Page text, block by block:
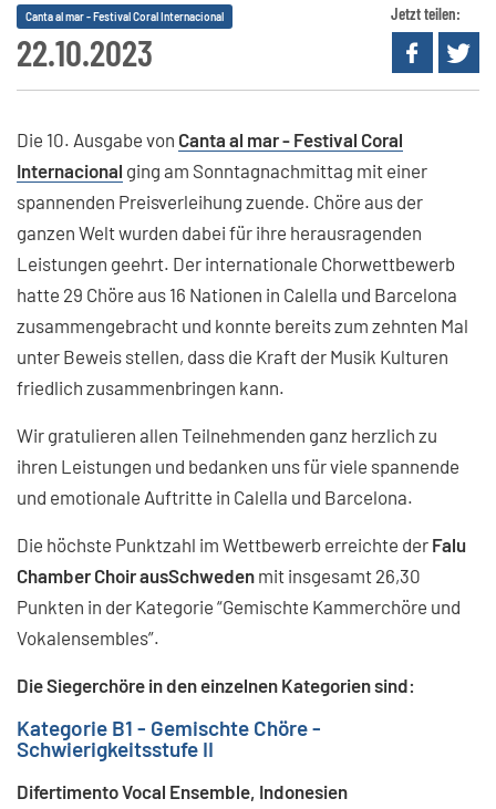
22.10.2023
Canta al mar - Festival Coral Internacional Jetzt teilen:
Die 10. Ausgabe von Canta al mar - Festival Coral
Internacional ging am Sonntagnachmittag mit einer
spannenden Preisverleihung zuende. Chöre aus der
ganzen Welt wurden dabei für ihre herausragenden
Leistungen geehrt. Der internationale Chorwettbewerb
hatte 29 Chöre aus 16 Nationen in Calella und Barcelona
zusammengebracht und konnte bereits zum zehnten Mal
unter Beweis stellen, dass die Kraft der Musik Kulturen
friedlich zusammenbringen kann.
Wir gratulieren allen Teilnehmenden ganz herzlich zu
ihren Leistungen und bedanken uns für viele spannende
und emotionale Auftritte in Calella und Barcelona.
Die höchste Punktzahl im Wettbewerb erreichte der Falu
Chamber Choir ausSchweden mit insgesamt 26,30
Punkten in der Kategorie “Gemischte Kammerchöre und
Vokalensembles”.
Die Siegerchöre in den einzelnen Kategorien sind:
Kategorie B1 - Gemischte Chöre -
Schwierigkeitsstufe II
Difertimento Vocal Ensemble, Indonesien